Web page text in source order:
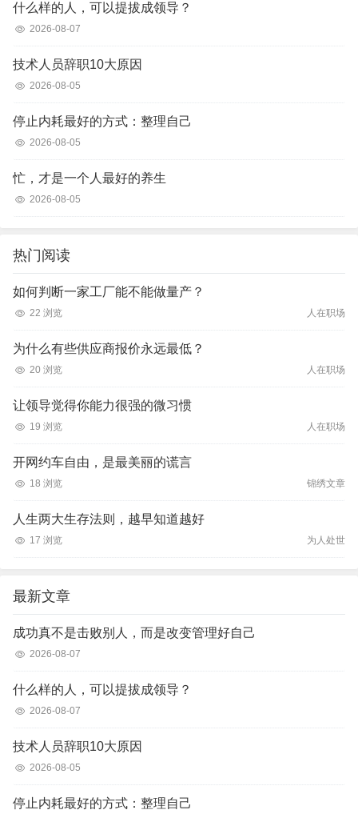
什么样的人，可以提拔成领导？
2026-08-07
技术人员辞职10大原因
2026-08-05
停止内耗最好的方式：整理自己
2026-08-05
忙，才是一个人最好的养生
2026-08-05
热门阅读
如何判断一家工厂能不能做量产？
22 浏览 人在职场
为什么有些供应商报价永远最低？
20 浏览 人在职场
让领导觉得你能力很强的微习惯
19 浏览 人在职场
开网约车自由，是最美丽的谎言
18 浏览 锦绣文章
人生两大生存法则，越早知道越好
17 浏览 为人处世
最新文章
成功真不是击败别人，而是改变管理好自己
2026-08-07
什么样的人，可以提拔成领导？
2026-08-07
技术人员辞职10大原因
2026-08-05
停止内耗最好的方式：整理自己